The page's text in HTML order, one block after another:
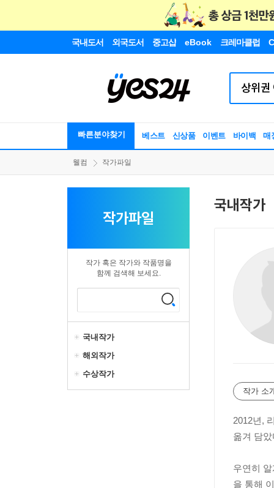
국내도서 외국도서 중고샵 eBook 크레마클럽
빠른분야찾기 베스트 신상품 이벤트 바이백 매
웰컴 작가파일
작가파일
작가 혹은 작가와 작품명을
함께 검색해 보세요.
국내작가
해외작가
수상작가
국내작가
작가 소
2012년,
옮겨 담
우연히
을 통해